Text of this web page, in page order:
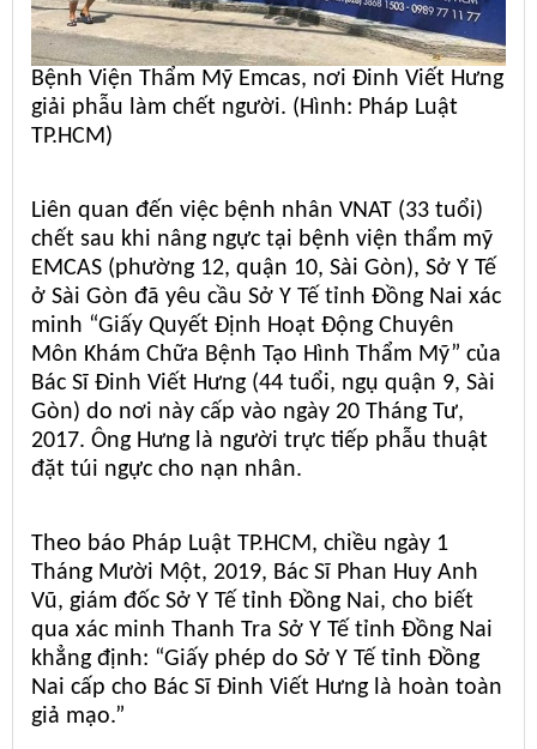
Bệnh Viện Thẩm Mỹ Emcas, nơi Đinh Viết Hưng
giải phẫu làm chết người. (Hình: Pháp Luật
TP.HCM)
Liên quan đến việc bệnh nhân VNAT (33 tuổi)
chết sau khi nâng ngực tại bệnh viện thẩm mỹ
EMCAS (phường 12, quận 10, Sài Gòn), Sở Y Tế
ở Sài Gòn đã yêu cầu Sở Y Tế tỉnh Đồng Nai xác
minh “Giấy Quyết Định Hoạt Động Chuyên
Môn Khám Chữa Bệnh Tạo Hình Thẩm Mỹ” của
Bác Sĩ Đinh Viết Hưng (44 tuổi, ngụ quận 9, Sài
Gòn) do nơi này cấp vào ngày 20 Tháng Tư,
2017. Ông Hưng là người trực tiếp phẫu thuật
đặt túi ngực cho nạn nhân.
Theo báo Pháp Luật TP.HCM, chiều ngày 1
Tháng Mười Một, 2019, Bác Sĩ Phan Huy Anh
Vũ, giám đốc Sở Y Tế tỉnh Đồng Nai, cho biết
qua xác minh Thanh Tra Sở Y Tế tỉnh Đồng Nai
khẳng định: “Giấy phép do Sở Y Tế tỉnh Đồng
Nai cấp cho Bác Sĩ Đinh Viết Hưng là hoàn toàn
giả mạo.”